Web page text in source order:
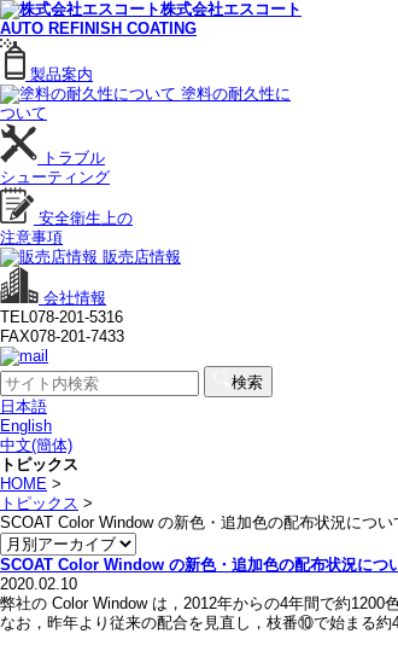
株式会社エスコート
AUTO REFINISH COATING
製品案内
塗料の耐久性に
ついて
トラブル
シューティング
安全衛生上の
注意事項
販売店情報
会社情報
TEL078-201-5316
FAX078-201-7433
検索
日本語
English
中文(簡体)
トピックス
HOME >
トピックス >
SCOAT Color Window の新色・追加色の配布状況につい
SCOAT Color Window の新色・追加色の配布状況につ
2020.02.10
弊社の Color Window は，2012年からの4年間で約1200
なお，昨年より従来の配合を見直し，枝番⑩で始まる約